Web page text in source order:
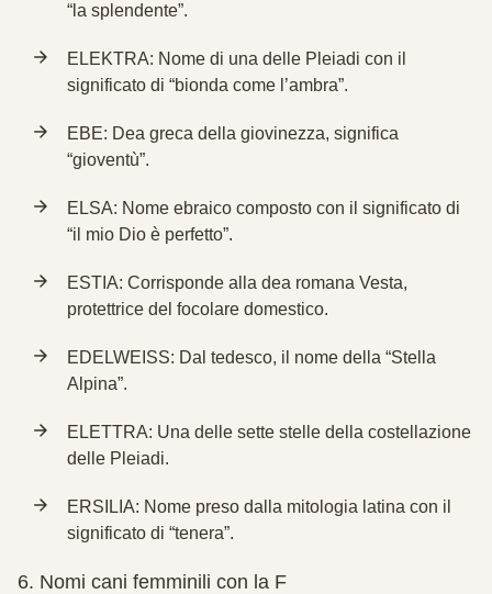
“la splendente”.
ELEKTRA: Nome di una delle Pleiadi con il
significato di “bionda come l’ambra”.
EBE: Dea greca della giovinezza, significa
“gioventù”.
ELSA: Nome ebraico composto con il significato di
“il mio Dio è perfetto”.
ESTIA: Corrisponde alla dea romana Vesta,
protettrice del focolare domestico.
EDELWEISS: Dal tedesco, il nome della “Stella
Alpina”.
ELETTRA: Una delle sette stelle della costellazione
delle Pleiadi.
ERSILIA: Nome preso dalla mitologia latina con il
significato di “tenera”.
6. Nomi cani femminili con la F